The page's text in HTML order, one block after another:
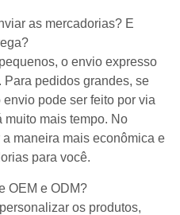
as mercadorias? E
o envio expresso
pedidos grandes, se
pode ser feito por via
muito mais tempo. No
maneira mais econômica e
para você.
OEM e ODM?
os produtos,